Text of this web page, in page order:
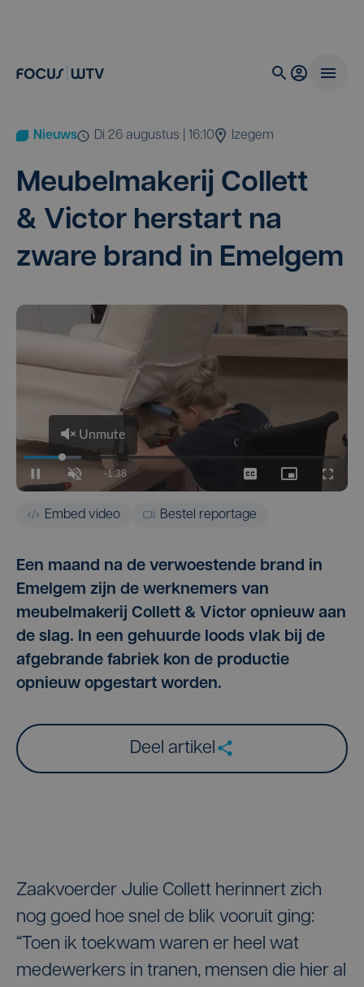
Nieuws di 26 augustus | 16:10 Izegem
Meu­bel­ma­ke­rij Col­lett
& Vic­tor her­start na
zwa­re brand in Emelgem
Embed video Bestel reportage
Een maand na de verwoestende brand in
Emelgem zijn de werknemers van
meubelmakerij Collett & Victor opnieuw aan
de slag. In een gehuurde loods vlak bij de
afgebrande fabriek kon de productie
opnieuw opgestart worden.
Deel artikel
Zaakvoerder Julie Collett herinnert zich
nog goed hoe snel de blik vooruit ging:
“Toen ik toekwam waren er heel wat
medewerkers in tranen, mensen die hier al